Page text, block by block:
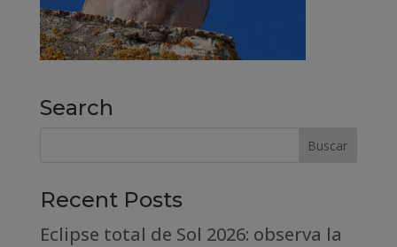
Search
Recent Posts
Eclipse total de Sol 2026: observa la